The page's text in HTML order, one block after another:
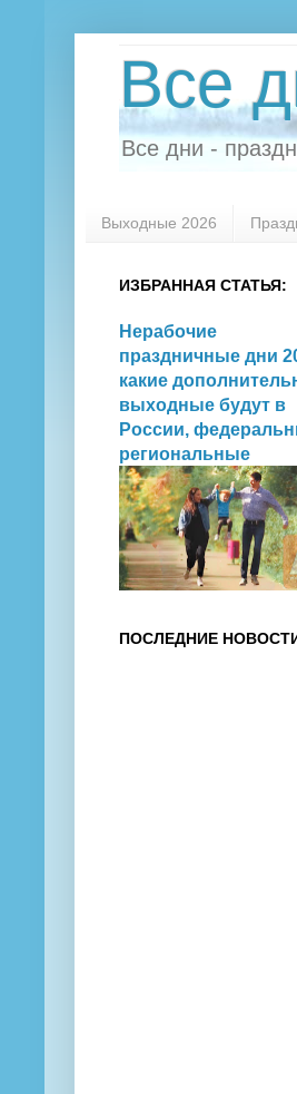
Все
Все дни -
Выходные 2026
ИЗБРАННАЯ СТАТЬЯ:
Нерабочие
праздничные дни
какие
выходные будут в
России,
региональные
ПОСЛЕДНИЕ